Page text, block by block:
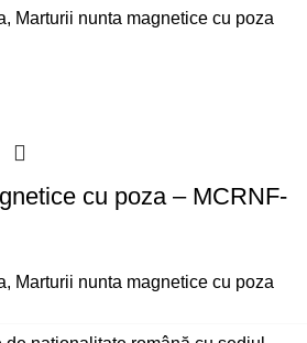
, Marturii nunta magnetice cu poza
cu poza – MCRNF-
, Marturii nunta magnetice cu poza